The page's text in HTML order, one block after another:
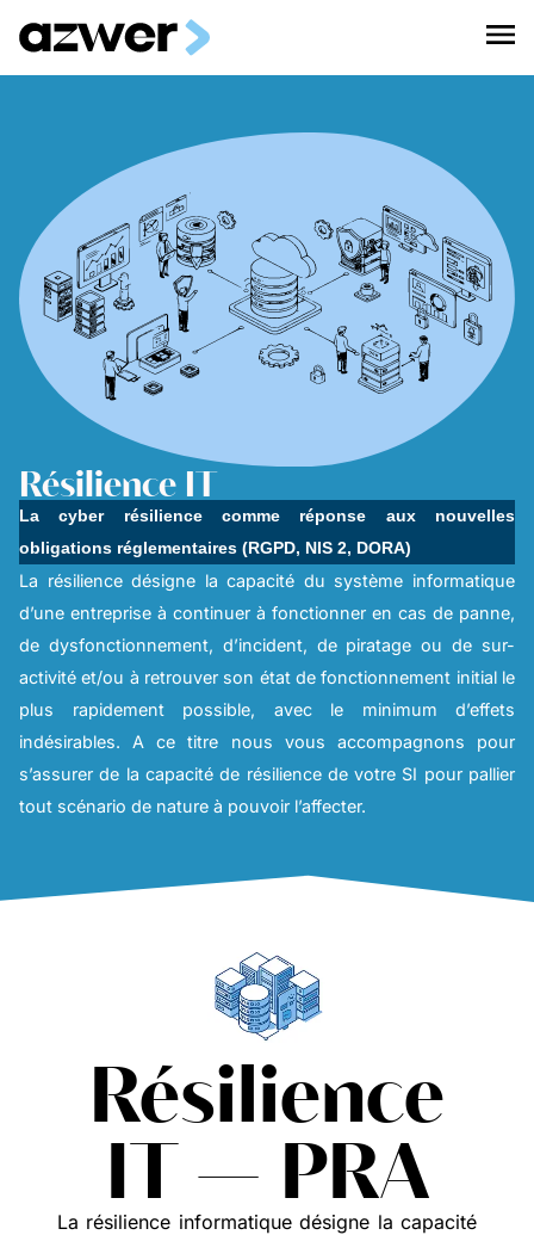
Résilience IT
La cyber résilience comme réponse aux nouvelles
obligations réglementaires (RGPD, NIS 2, DORA)
La résilience désigne la capacité du système informatique
d’une entreprise à continuer à fonctionner en cas de panne,
de dysfonctionnement, d’incident, de piratage ou de sur-
activité et/ou à retrouver son état de fonctionnement initial le
plus rapidement possible, avec le minimum d’effets
indésirables. A ce titre nous vous accompagnons pour
s’assurer de la capacité de résilience de votre SI pour pallier
tout scénario de nature à pouvoir l’affecter.
Résilience
IT — PRA
La résilience informatique désigne la capacité